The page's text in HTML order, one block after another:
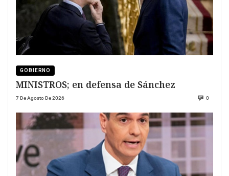
GOBIERNO
MINISTROS; en defensa de Sánchez
7 De Agosto De 2026 0